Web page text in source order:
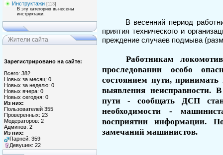
Инструктажи [113]
В эту категорию вынесены
инструктажи.
Жители сайта
Зарегистрировано на сайте:
Всего: 382
Новых за месяц: 0
Новых за неделю: 0
Новых вчера: 0
Новых сегодня: 0
Из них:
Пользователей 355
Проверенных: 23
Модераторов: 2
Админов: 2
Из них:
Парней: 359
Девушек: 22
В весенний период
приятия технического и
преждение случаев подмыва
Работникам
просле­довании особо
состоянием пути,
выявления неисправ­ности.
пути - сообщать ДСП
необходимости -
восприятии информации.
замечаний машинистов.